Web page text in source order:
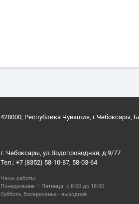
428000, Республика Чувашия, г.Чебоксары,
г. Чебоксары, ул.Водопроводная, д.9/77
Тел.: +7 (8352) 58-10-87, 58-03-64
Часы работы:
Понедельник – Пятница: с 8:00 до 18:00
Суббота, Воскресенье - выходной